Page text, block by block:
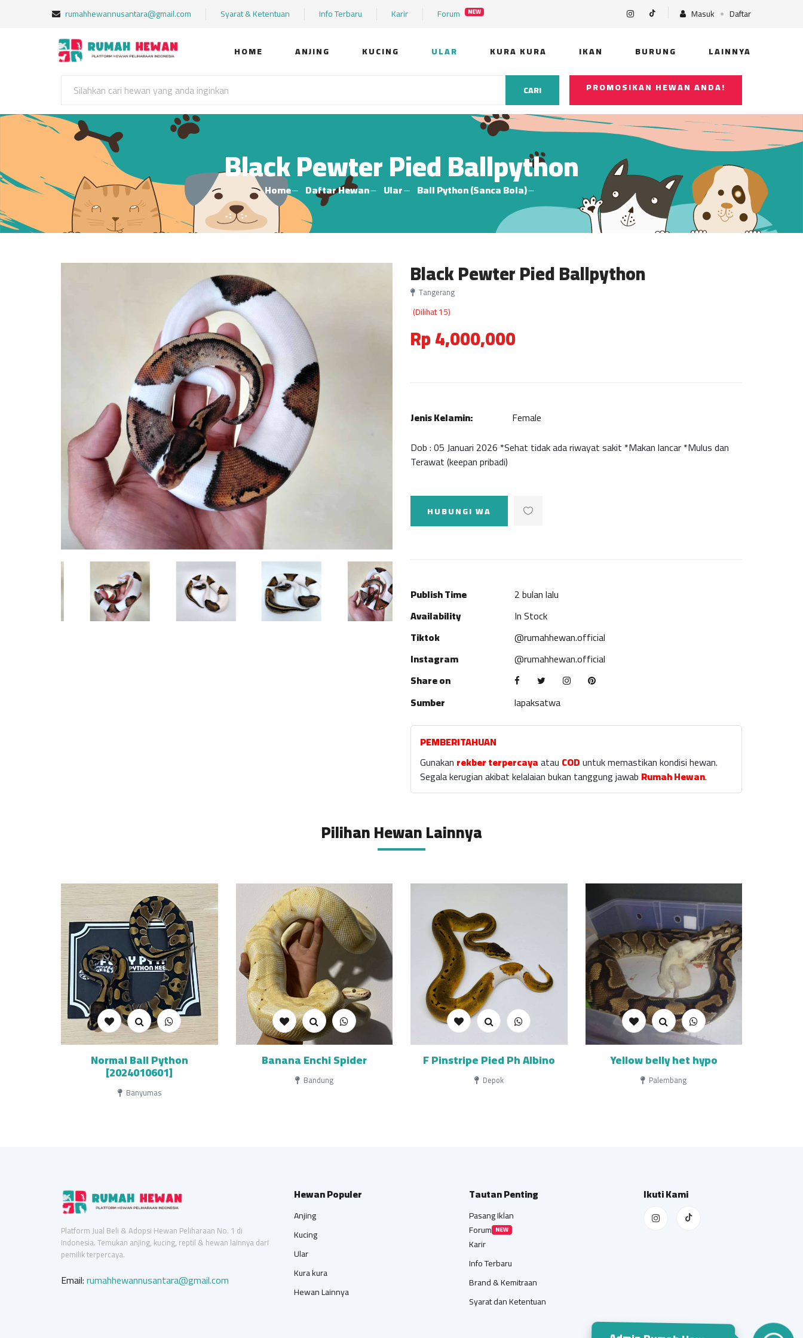
rumahhewannusantara@gmail.com Syarat & Ketentuan Info Terbaru Karir Forum NEW Masuk Daftar
HOME ANJING KUCING ULAR KURA KURA IKAN BURUNG LAINNYA
CARI PROMOSIKAN HEWAN ANDA!
Black Pewter Pied Ballpython
Home Daftar Hewan Ular Ball Python (Sanca Bola)
Black Pewter Pied Ballpython
Tangerang
(Dilihat 15)
Rp 4,000,000
Jenis Kelamin:
Female
Dob : 05 Januari 2026 *Sehat tidak ada riwayat sakit *Makan lancar *Mulus dan
Terawat (keepan pribadi)
HUBUNGI WA
Publish Time
2 bulan lalu
Availability
In Stock
Tiktok
@rumahhewan.official
Instagram
@rumahhewan.official
Share on
Sumber
lapaksatwa
PEMBERITAHUAN
Gunakan rekber terpercayaatau CODuntuk memastikan kondisi hewan.
Segala kerugian akibat kelalaian bukan tanggung jawab Rumah Hewan.
Pilihan Hewan Lainnya
Normal Ball Python
[2024010601]
Banyumas
Banana Enchi Spider
Bandung
F Pinstripe Pied Ph Albino
Depok
Yellow belly het hypo
Palembang
Platform Jual Beli & Adopsi Hewan Peliharaan No. 1 di
Indonesia. Temukan anjing, kucing, reptil & hewan lainnya dari
pemilik terpercaya.
Email:rumahhewannusantara@gmail.com
Hewan Populer
Anjing
Kucing
Ular
Kura kura
Hewan Lainnya
Tautan Penting
Pasang Iklan
Forum NEW
Karir
Info Terbaru
Brand & Kemitraan
Syarat dan Ketentuan
Ikuti Kami